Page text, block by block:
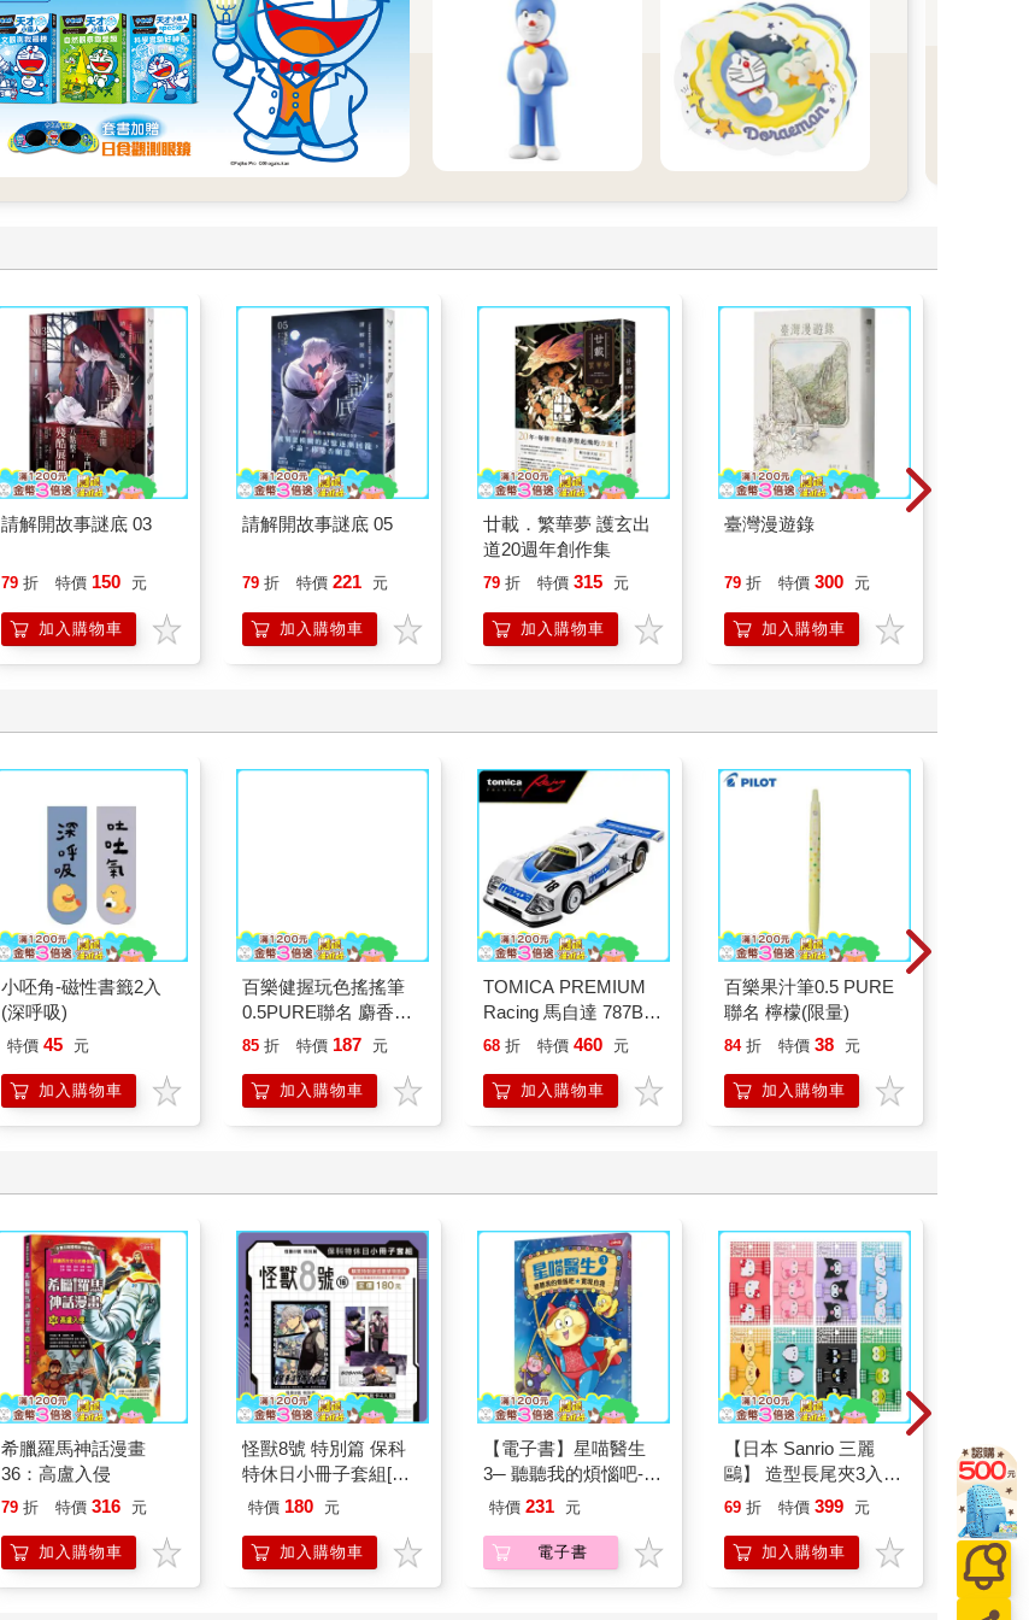
請解開故事謎底 03
79 折 特價 150 元
加入購物車
請解開故事謎底 05
79 折 特價 221 元
加入購物車
廿載．繁華夢 護玄出
道20週年創作集
79 折 特價 315 元
加入購物車
臺灣漫遊錄
79 折 特價 300 元
加入購物車
小呸角-磁性書籤2入
(深呼吸)
特價 45 元
加入購物車
百樂健握玩色搖搖筆
0.5PURE聯名 麝香葡
萄(限量)
85 折 特價 187 元
加入購物車
TOMICA PREMIUM
Racing 馬自達 787B
1991 Le Mans 24th
汽車
68 折 特價 460 元
加入購物車
百樂果汁筆0.5 PURE
聯名 檸檬(限量)
84 折 特價 38 元
加入購物車
希臘羅馬神話漫畫
36：高盧入侵
79 折 特價 316 元
加入購物車
怪獸8號 特別篇 保科
特休日小冊子套組[限
加購]
特價 180 元
加入購物車
【電子書】星喵醫生
3─ 聽聽我的煩惱吧-實
現自我
特價 231 元
電子書
【日本 Sanrio 三麗
鷗】 造型長尾夾3入組
(8款可選) 凱蒂貓 Hello
企鵝
69 折 特價 399 元
加入購物車
劇場版
之空女
樂部
Party
特價
加